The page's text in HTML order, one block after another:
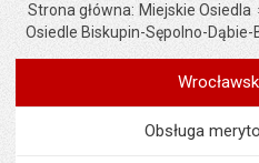
Strona główna Miejskie Osiedla
Osiedle Biskupin-Sępolno-
Obsługa